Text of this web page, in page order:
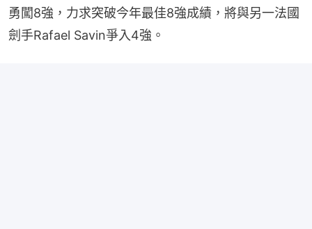
勇闖8強，力求突破今年最佳8強成績，將與另一法國
劍手Rafael Savin爭入4強。